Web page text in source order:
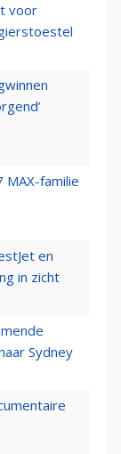
voor
MAX-familie
en
in zicht
Sydney